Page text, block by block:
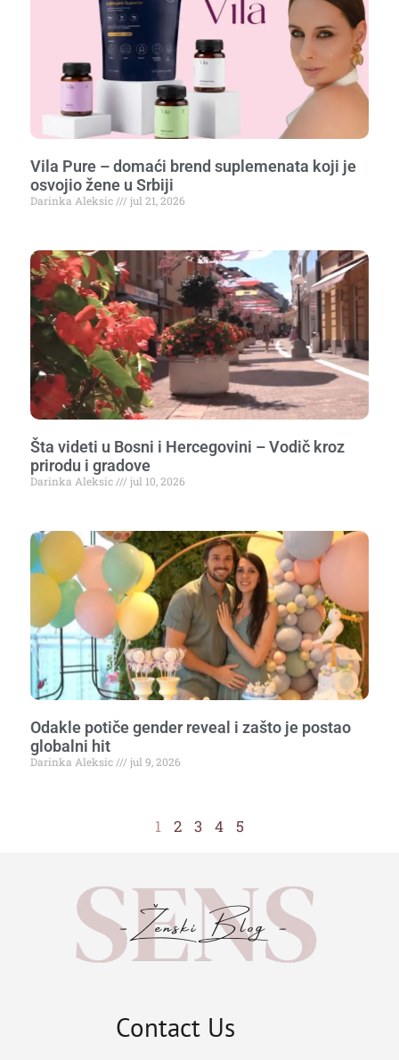
Vila Pure – domaći brend suplemenata koji je
osvojio žene u Srbiji
Darinka Aleksic jul 21, 2026
Šta videti u Bosni i Hercegovini – Vodič kroz
prirodu i gradove
Darinka Aleksic jul 10, 2026
Odakle potiče gender reveal i zašto je postao
globalni hit
Darinka Aleksic jul 9, 2026
1 2 3 4 5
Contact Us